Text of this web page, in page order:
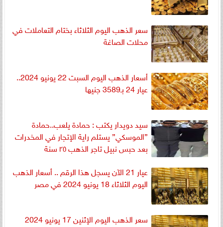
سعر الذهب اليوم الثلاثاء بختام التعاملات في
محلات الصاغة
أسعار الذهب اليوم السبت 22 يونيو 2024..
عيار 24 بـ3589 جنيها
سيد دويدار يكتب : حمادة يلعب..حمادة
”الموسكي” يستلم راية الإتجار في المخدرات
بعد حبس نبيل تاجر الذهب ٢٥ سنة
عيار 21 الآن يسجل هذا الرقم .. أسعار الذهب
اليوم الثلاثاء 18 يونيو 2024 في مصر
سعر الذهب اليوم الإثنين 17 يونيو 2024